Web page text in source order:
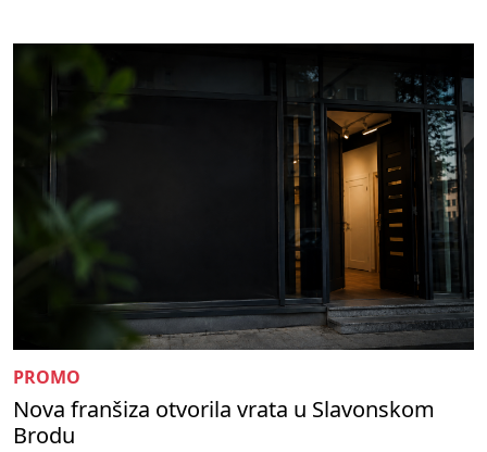
PROMO
Nova franšiza otvorila vrata u Slavonskom
Brodu